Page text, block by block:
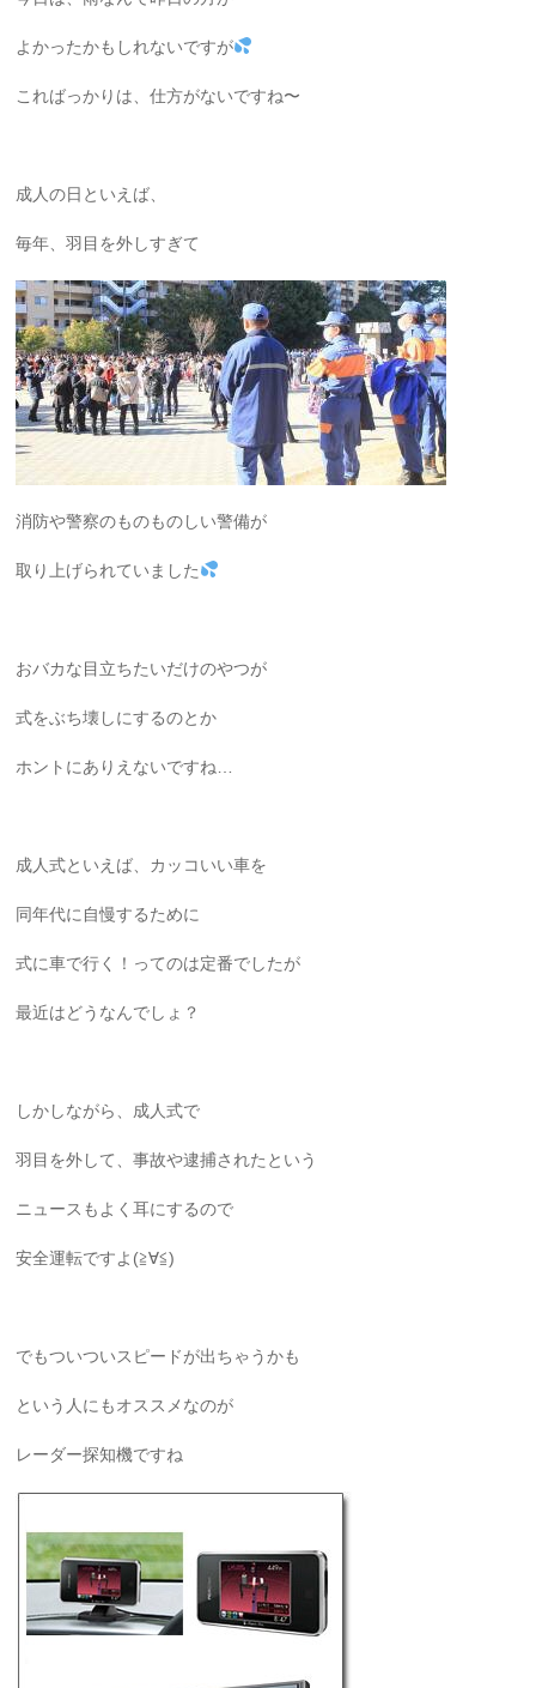
よかったかもしれないですが
こればっかりは、仕方がないですね〜
成人の日といえば、
毎年、羽目を外しすぎて
消防や警察のものものしい警備が
取り上げられていました
おバカな目立ちたいだけのやつが
式をぶち壊しにするのとか
ホントにありえないですね…
成人式といえば、カッコいい車を
同年代に自慢するために
式に車で行く！ってのは定番でしたが
最近はどうなんでしょ？
しかしながら、成人式で
羽目を外して、事故や逮捕されたという
ニュースもよく耳にするので
安全運転ですよ(≧∀≦)
でもついついスピードが出ちゃうかも
という人にもオススメなのが
レーダー探知機ですね